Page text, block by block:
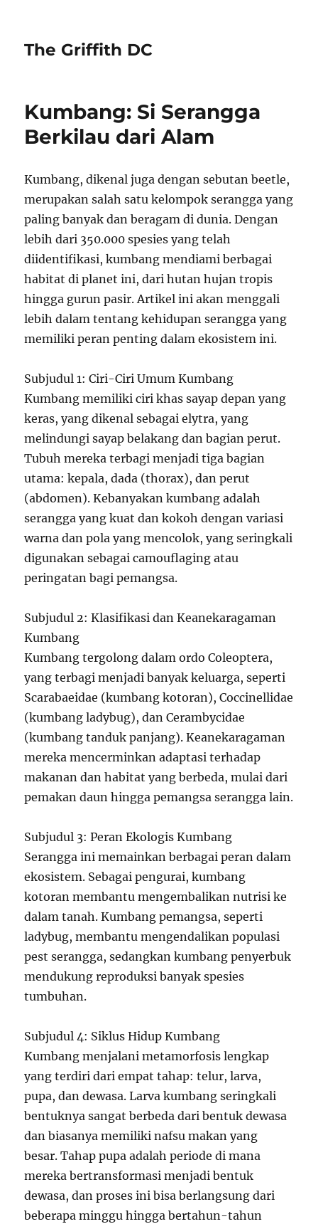
The Griffith DC
Kumbang: Si Serangga
Berkilau dari Alam
Kumbang, dikenal juga dengan sebutan beetle,
merupakan salah satu kelompok serangga yang
paling banyak dan beragam di dunia. Dengan
lebih dari 350.000 spesies yang telah
diidentifikasi, kumbang mendiami berbagai
habitat di planet ini, dari hutan hujan tropis
hingga gurun pasir. Artikel ini akan menggali
lebih dalam tentang kehidupan serangga yang
memiliki peran penting dalam ekosistem ini.
Subjudul 1: Ciri-Ciri Umum Kumbang
Kumbang memiliki ciri khas sayap depan yang
keras, yang dikenal sebagai elytra, yang
melindungi sayap belakang dan bagian perut.
Tubuh mereka terbagi menjadi tiga bagian
utama: kepala, dada (thorax), dan perut
(abdomen). Kebanyakan kumbang adalah
serangga yang kuat dan kokoh dengan variasi
warna dan pola yang mencolok, yang seringkali
digunakan sebagai camouflaging atau
peringatan bagi pemangsa.
Subjudul 2: Klasifikasi dan Keanekaragaman
Kumbang
Kumbang tergolong dalam ordo Coleoptera,
yang terbagi menjadi banyak keluarga, seperti
Scarabaeidae (kumbang kotoran), Coccinellidae
(kumbang ladybug), dan Cerambycidae
(kumbang tanduk panjang). Keanekaragaman
mereka mencerminkan adaptasi terhadap
makanan dan habitat yang berbeda, mulai dari
pemakan daun hingga pemangsa serangga lain.
Subjudul 3: Peran Ekologis Kumbang
Serangga ini memainkan berbagai peran dalam
ekosistem. Sebagai pengurai, kumbang
kotoran membantu mengembalikan nutrisi ke
dalam tanah. Kumbang pemangsa, seperti
ladybug, membantu mengendalikan populasi
pest serangga, sedangkan kumbang penyerbuk
mendukung reproduksi banyak spesies
tumbuhan.
Subjudul 4: Siklus Hidup Kumbang
Kumbang menjalani metamorfosis lengkap
yang terdiri dari empat tahap: telur, larva,
pupa, dan dewasa. Larva kumbang seringkali
bentuknya sangat berbeda dari bentuk dewasa
dan biasanya memiliki nafsu makan yang
besar. Tahap pupa adalah periode di mana
mereka bertransformasi menjadi bentuk
dewasa, dan proses ini bisa berlangsung dari
beberapa minggu hingga bertahun-tahun